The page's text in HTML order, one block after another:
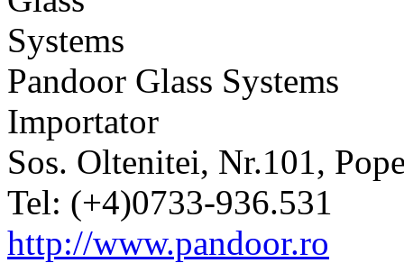
Pandoor Glass Systems
Importator
Sos. Oltenitei, Nr.101,
Tel: (+4)0733-936.531
http://www.pandoor.ro